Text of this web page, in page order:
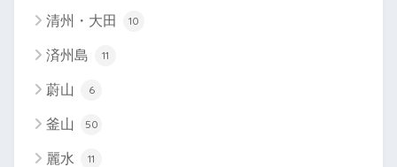
清州・大田 10
済州島 11
蔚山 6
釜山 50
麗水 11